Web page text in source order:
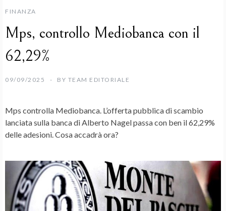
FINANZA
Mps, controllo Mediobanca con il
62,29%
09/09/2025 BY TEAM EDITORIALE
Mps controlla Mediobanca. L’offerta pubblica di scambio
lanciata sulla banca diAlberto Nagelpassa con ben il 62,29%
delle adesioni. Cosa accadrà ora?